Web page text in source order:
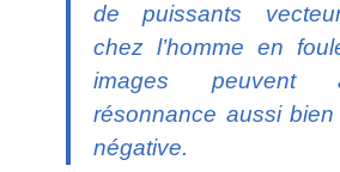
de puissants
chez l’homme en
images peuvent
résonnance aussi
négative.